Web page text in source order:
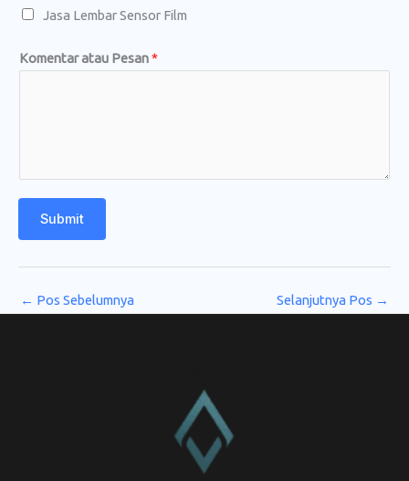
Jasa Lembar Sensor Film
Komentar atau Pesan*
Submit
← Pos Sebelumnya Selanjutnya Pos →